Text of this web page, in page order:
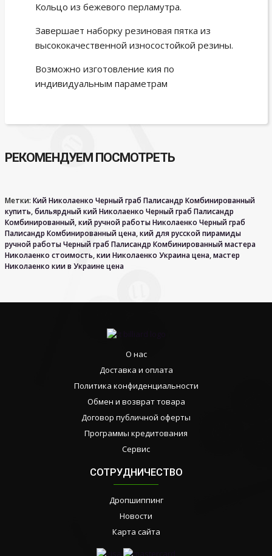
Кольцо из бежевого перламутра.
Завершает наборку резиновая пятка из
высококачественной износостойкой резины.
Возможно изготовление кия по
индивидуальным параметрам
РЕКОМЕНДУЕМ ПОСМОТРЕТЬ
Метки: Кий Николаенко Черный граб Палисандр Комбинированный
купить,бильярдный кий Николаенко Черный граб Палисандр
Комбинированный,кий ручной работы Николаенко Черный граб
Палисандр Комбинированный цена,кий для русской пирамиды
ручной работы Черный граб Палисандр Комбинированный мастера
Николаенко стоимость,кии Николаенко Украина цена,мастер
Николаенко кии в Украине цена
О нас
Доставка и оплата
Политика конфиденциальности
Обмен и возврат товара
Договор публичной оферты
Программы кредитования
Сервис
СОТРУДНИЧЕСТВО
Дропшиппинг
Новости
Карта сайта